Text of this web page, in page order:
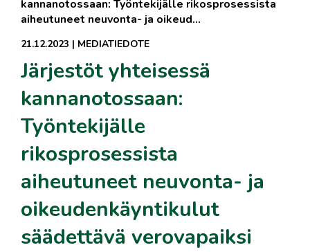
kannanotossaan: Työntekijälle rikosprosessista
aiheutuneet neuvonta- ja oikeud…
21.12.2023 | MEDIATIEDOTE
Järjestöt yhteisessä
kannanotossaan:
Työntekijälle
rikosprosessista
aiheutuneet neuvonta- ja
oikeudenkäyntikulut
säädettävä verovapaiksi